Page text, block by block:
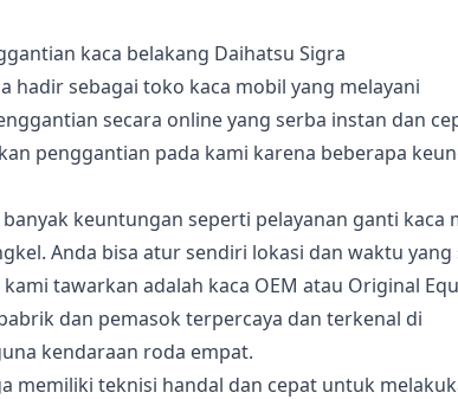
kaca belakang Daihatsu Sigra
hadir sebagai toko kaca mobil yang melayani
secara online yang serba instan dan
penggantian pada kami karena beberapa
keuntungan seperti pelayanan ganti kaca
Anda bisa atur sendiri lokasi dan waktu yang
kami tawarkan adalah kaca OEM atau Original
dan pemasok terpercaya dan terkenal di
kendaraan roda empat.
memiliki teknisi handal dan cepat untuk